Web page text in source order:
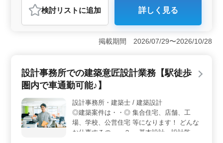
おすすめポイント
＜安定した給与と充実の福利厚生＞ 本求人では、設計
経験を重視した年収400万円から600万円と、高い給与が
魅力です。また賞与は年2回支給され、最大70万円と、安
定した収入を見込める環境です。さらに、社会保険完備
しっかりと評価される職場で、長期的なキャリアを築き
たい方にも非常におすすめです。福利厚生の面でも安心
して長く働けることが期待できます。 ＜ベテラン設
計士が活躍できる職場環境＞ このポジションでは、ベ
テランの設計士がそのキャリアを最大限に活かせる場と
して、特に中高年の方が多く活躍している職場です。木
造住宅や公共施設の意匠設計業務に携わり、長年培った
検討リスト に追加 詳しく見る
掲載期間 2026/07/29〜2026/10/28
設計事務所での建築意匠設計業務【駅徒歩
圏内で車通勤可能♪】
設計事務所・建築士 / 建築設計
◎建築案件は・・◎ 集合住宅、店舗、工
場、学校、公営住宅 等になります！ どんな
お仕事するの・・？ ・基本設計、設計監理